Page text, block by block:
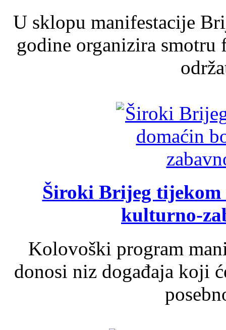
U sklopu manifestacije
godine organizira
Široki Brijeg tijekom
kulturno-
Kolovoški program
donosi niz događaja koji